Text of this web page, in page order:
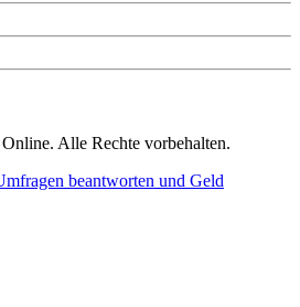
Alle Rechte vorbehalten.